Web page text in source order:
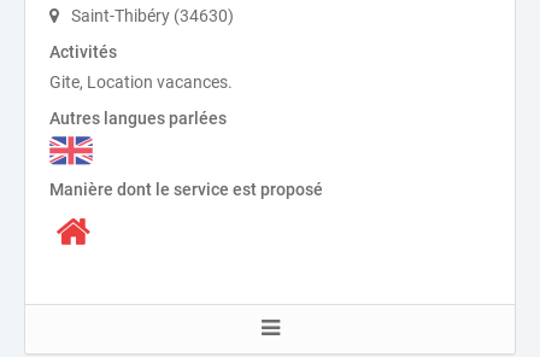
Saint-Thibéry (34630)
Activités
Gite, Location vacances.
Autres langues parlées
Manière dont le service est proposé